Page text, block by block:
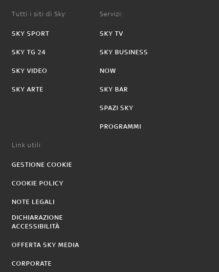
Tutti i siti di Sky:
SKY SPORT
SKY TG 24
SKY VIDEO
SKY ARTE
Servizi:
SKY TV
SKY BUSINESS
NOW
SKY BAR
SPAZI SKY
PROGRAMMI
Link utili:
GESTIONE COOKIE
COOKIE POLICY
NOTE LEGALI
DICHIARAZIONE
ACCESSIBILITÀ
OFFERTA SKY MEDIA
CORPORATE